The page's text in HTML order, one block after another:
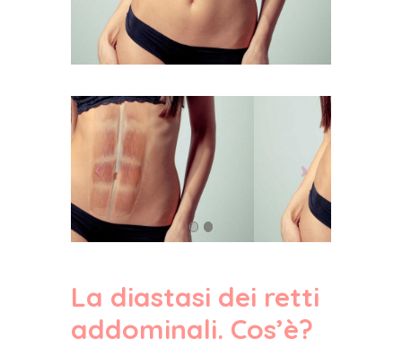
La diastasi dei retti
addominali. Cos’è?